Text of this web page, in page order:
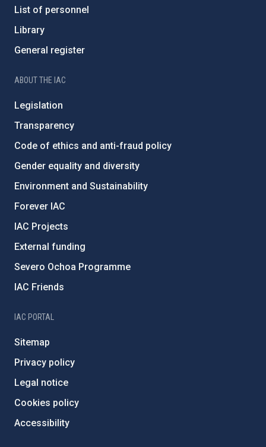
List of personnel
Library
General register
ABOUT THE IAC
Legislation
Transparency
Code of ethics and anti-fraud policy
Gender equality and diversity
Environment and Sustainability
Forever IAC
IAC Projects
External funding
Severo Ochoa Programme
IAC Friends
IAC PORTAL
Sitemap
Privacy policy
Legal notice
Cookies policy
Accessibility